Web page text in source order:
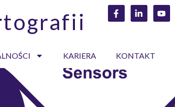
KARIERA KONTAKT